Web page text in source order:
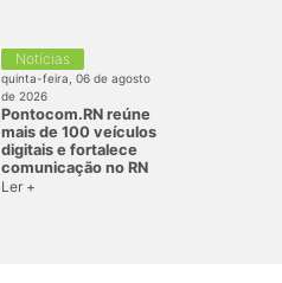
Notícias
quinta-feira, 06 de agosto
de 2026
Pontocom.RN reúne
mais de 100 veículos
digitais e fortalece
comunicação no RN
Ler +